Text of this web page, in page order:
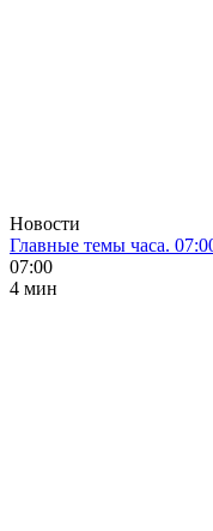
Новости
Главные темы часа.
07:00
4 мин